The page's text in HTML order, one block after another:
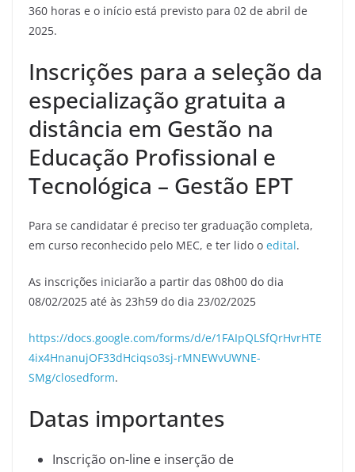
360 horas e o início está previsto para 02 de abril de
2025.
Inscrições para a seleção da
especialização gratuita a
distância em Gestão na
Educação Profissional e
Tecnológica – Gestão EPT
Para se candidatar é preciso ter graduação completa,
em curso reconhecido pelo MEC, e ter lido o edital.
As inscrições iniciarão a partir das 08h00 do dia
08/02/2025 até às 23h59 do dia 23/02/2025
https://docs.google.com/forms/d/e/1FAIpQLSfQrHvrHTE
4ix4HnanujOF33dHciqso3sj-rMNEWvUWNE-
SMg/closedform.
Datas importantes
Inscrição on-line e inserção de